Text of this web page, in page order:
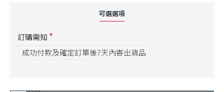
可選選項
訂購需知
成功付款及確定訂單後7天內寄出貨品